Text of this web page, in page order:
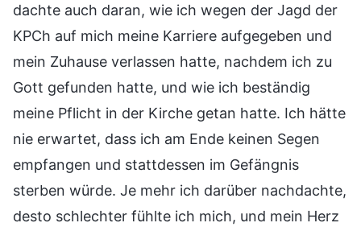
dachte auch daran, wie ich wegen der Jagd der
KPCh auf mich meine Karriere aufgegeben und
mein Zuhause verlassen hatte, nachdem ich zu
Gott gefunden hatte, und wie ich beständig
meine Pflicht in der Kirche getan hatte. Ich hätte
nie erwartet, dass ich am Ende keinen Segen
empfangen und stattdessen im Gefängnis
sterben würde. Je mehr ich darüber nachdachte,
desto schlechter fühlte ich mich, und mein Herz